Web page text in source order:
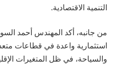
التنمية الاقتصادية.
من جانبه، أكد المهندس أحمد
استثمارية واعدة في قطاعات
والسياحة، في ظل المتغيرات